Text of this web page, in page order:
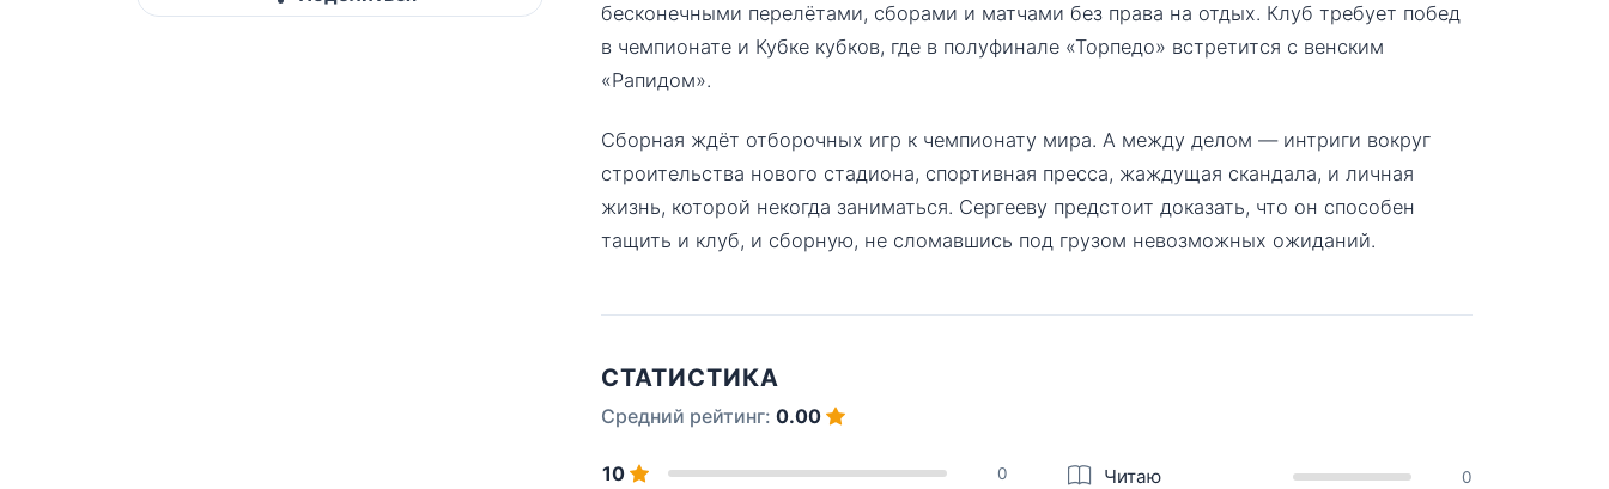
бесконечными перелётами, сборами и матчами без права на отдых. Клуб требует побед
в чемпионате и Кубке кубков, где в полуфинале «Торпедо» встретится с венским
«Рапидом».
Сборная ждёт отборочных игр к чемпионату мира. А между делом — интриги вокруг
строительства нового стадиона, спортивная пресса, жаждущая скандала, и личная
жизнь, которой некогда заниматься. Сергееву предстоит доказать, что он способен
тащить и клуб, и сборную, не сломавшись под грузом невозможных ожиданий.
СТАТИСТИКА
Средний рейтинг: 0.00
10 0 Читаю 0